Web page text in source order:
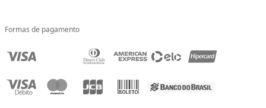
Formas de pagamento